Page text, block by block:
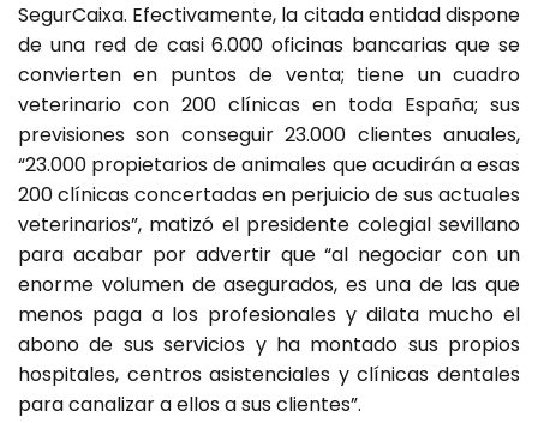
SegurCaixa. Efectivamente, la citada entidad dispone
de una red de casi 6.000 oficinas bancarias que se
convierten en puntos de venta; tiene un cuadro
veterinario con 200 clínicas en toda España; sus
previsiones son conseguir 23.000 clientes anuales,
“23.000 propietarios de animales que acudirán a esas
200 clínicas concertadas en perjuicio de sus actuales
veterinarios”, matizó el presidente colegial sevillano
para acabar por advertir que “al negociar con un
enorme volumen de asegurados, es una de las que
menos paga a los profesionales y dilata mucho el
abono de sus servicios y ha montado sus propios
hospitales, centros asistenciales y clínicas dentales
para canalizar a ellos a sus clientes”.